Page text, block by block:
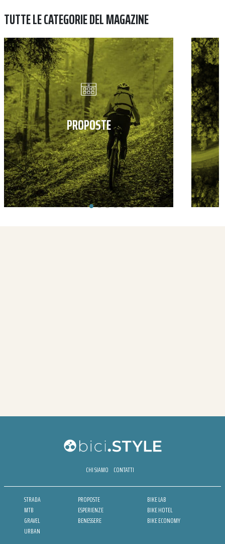
TUTTE LE CATEGORIE DEL MAGAZINE
PROPOSTE
CHI SIAMO CONTATTI
STRADA
MTB
GRAVEL
URBAN
PROPOSTE
ESPERIENZE
BENESSERE
BIKE LAB
BIKE HOTEL
BIKE ECONOMY